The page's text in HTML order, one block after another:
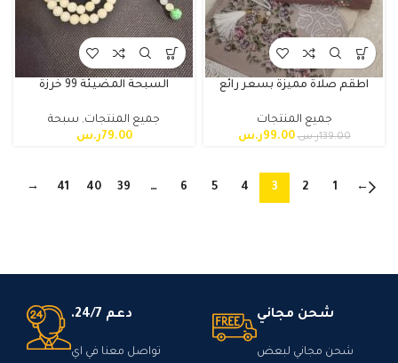
اطقم صلاة مميزة بسعر رائع
جميع المنتجات
139.00ر.س 99.00ر.س
السبحة المضيئة 99 خرزة
جميع المنتجات, سبحة
79.00ر.س
←
1
2
3
4
5
6
…
39
40
41
→
شحن مجاني
شحن مجاني لبعض
دعم 24/7.
تواصل معنا في اي